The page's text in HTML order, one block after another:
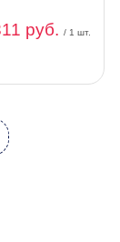
руб./ 1 шт.